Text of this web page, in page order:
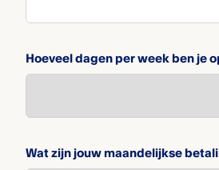
Hoeveel dagen per week ben je
Wat zijn jouw maandelijkse